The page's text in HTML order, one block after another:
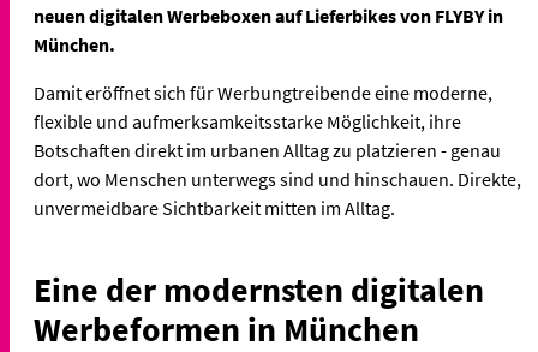
neuen digitalen Werbeboxen auf Lieferbikes von FLYBY in
München.
Damit eröffnet sich für Werbungtreibende eine moderne,
flexible und aufmerksamkeitsstarke Möglichkeit, ihre
Botschaften direkt im urbanen Alltag zu platzieren - genau
dort, wo Menschen unterwegs sind und hinschauen. Direkte,
unvermeidbare Sichtbarkeit mitten im Alltag.
Eine der modernsten digitalen
Werbeformen in München